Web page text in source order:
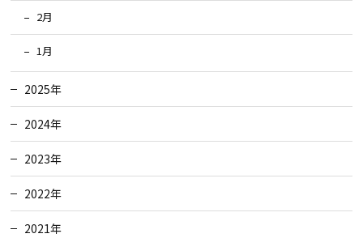
2月
1月
2025年
2024年
2023年
2022年
2021年